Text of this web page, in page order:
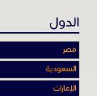
الدول